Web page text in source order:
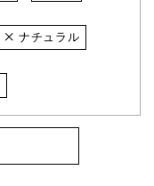
ナチュラル